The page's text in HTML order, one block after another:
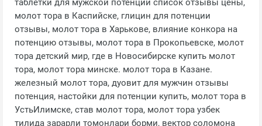
таблетки для мужской потенции список отзывы цены,
молот тора в Каспийске, глицин для потенции
отзывы, молот тора в Харькове, влияние конкора на
потенцию отзывы, молот тора в Прокопьевске, молот
тора детский мир, где в Новосибирске купить молот
тора, молот тора минске. молот тора в Казане.
железный молот тора, дуовит для мужчин отзывы
потенция, настойки для потенции купить, молот тора в
УстьИлимске, став молот тора, молот тора узбек
тилида зарарли томонлари борми, вектор соломона